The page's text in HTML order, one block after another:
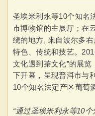
圣埃米利永等10个知名
市博物馆的主展厅；在
绕的地方, 来自波尔多
特色、传统和技艺。
文化遇到茶文化”的展
下开幕，呈现普洱市与
10个知名法定产区葡萄
“通过圣埃米利永等10